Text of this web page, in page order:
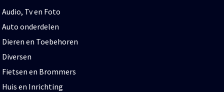
Audio, Tv en Foto
Auto onderdelen
Dieren en Toebehoren
Diversen
Fietsen en Brommers
Huis en Inrichting